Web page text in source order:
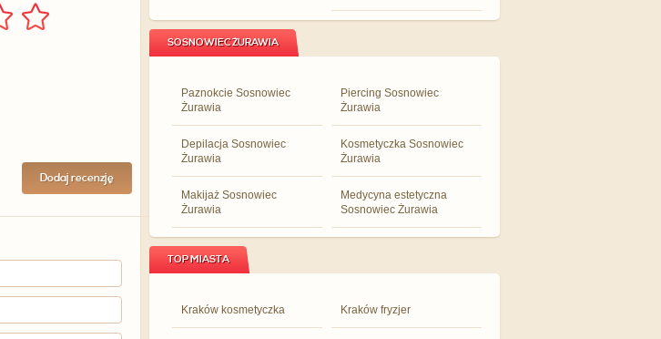
Dodaj recenzję
SOSNOWIEC ŻURAWIA
Paznokcie Sosnowiec
Żurawia
Piercing Sosnowiec
Żurawia
Depilacja Sosnowiec
Żurawia
Kosmetyczka Sosnowiec
Żurawia
Makijaż Sosnowiec
Żurawia
Medycyna estetyczna
Sosnowiec Żurawia
TOP MIASTA
Kraków kosmetyczka Kraków fryzjer